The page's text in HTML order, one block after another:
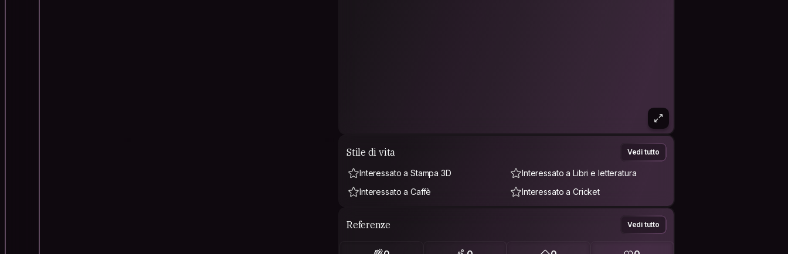
Stile di vita Vedi tutto
Interessato a Stampa 3D
Interessato a Libri e letteratura
Interessato a Caffè
Interessato a Cricket
Referenze Vedi tutto